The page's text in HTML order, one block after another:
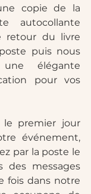
copie de la
autocollante
retour du livre
puis nous
élégante
pour vos
le premier jour
événement,
par la poste le
des messages
fois dans notre